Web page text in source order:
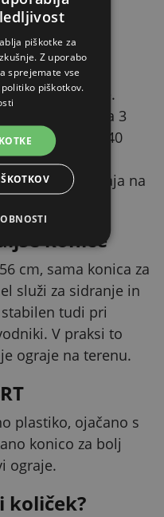
prevodnike
in trakove.
ali žice, za 3
trakove širine 40
prevodnika
mora ograja na
konice
cm, sama konica za
služi za sidranje in
tudi pri
V praksi to
ograje na terenu.
plastiko, ojačano s
konico za bolj
ograje.
količek?
piškotke za
Z uporabo
sprejemate vse
piškotkov.